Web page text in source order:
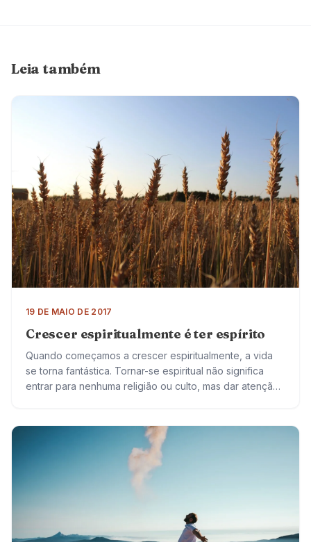
Leia também
19 DE MAIO DE 2017
Crescer espiritualmente é ter espírito
Quando começamos a crescer espiritualmente, a vida
se torna fantástica. Tornar-se espiritual não significa
entrar para nenhuma religião ou culto, mas dar atenção